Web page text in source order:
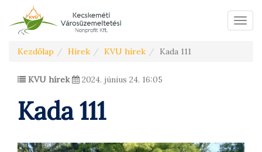
Menü
Kezdőlap Hírek KVU hírek Kada 111
KVU hírek 2024. június 24. 16:05
Kada 111